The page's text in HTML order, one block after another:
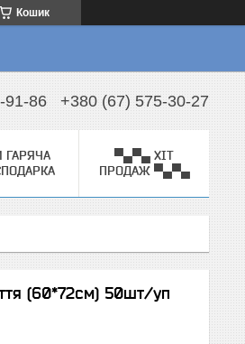
Кошик
91-86 +380 (67) 575-30-27
ГАРЯЧА
▀▄▀▄ ХІТ
ПРОДАЖ ▀▄▀▄
(60*72см) 50шт/уп